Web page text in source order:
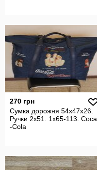
270 грн
Сумка дорожня 54х47х26.
Ручки 2х51. 1х65-113. Coca
-Cola